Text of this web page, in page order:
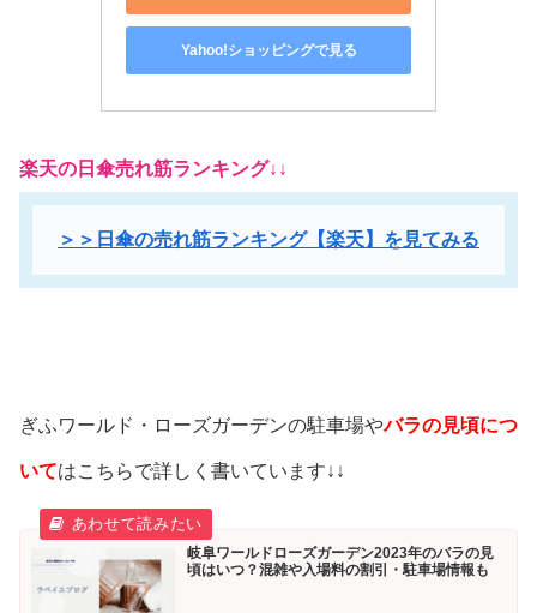
Yahoo!ショッピングで見る
楽天の日傘売れ筋ランキング↓↓
＞＞日傘の売れ筋ランキング【楽天】を見てみる
ぎふワールド・ローズガーデンの駐車場やバラの見頃につ
いてはこちらで詳しく書いています↓↓
岐阜ワールドローズガーデン2023年のバラの見
頃はいつ？混雑や入場料の割引・駐車場情報も